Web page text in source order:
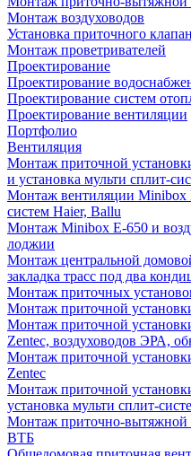
Монтаж воздуховодов
Установка приточного
Монтаж проветривателей
Проектирование
Проектирование
Проектирование систем
Проектирование вентиляции
Портфолио
Вентиляция
Монтаж приточной
и установка мульти сплит-
Монтаж вентиляции Minibox
систем Haier, Ballu
Монтаж Minibox E-650 и
лоджии
Монтаж центральной
закладка трасс под два
Монтаж приточных
Монтаж приточной
Монтаж приточной
Zentec, воздуховодов ЭРА,
Монтаж приточной
Zentec
Монтаж приточной
установка мульти сплит-
Монтаж приточно-вытяжной
ВТБ